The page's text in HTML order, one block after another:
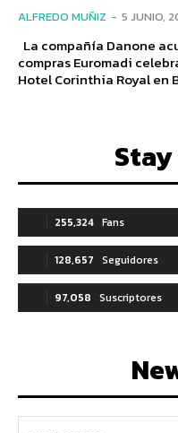
ALFREDO MUÑIZ - 5 JUNIO,
compras Euromadi
Hotel Corinthia Royal en
255,324 Fans
128,657 Seguidores
97,058 Suscriptores